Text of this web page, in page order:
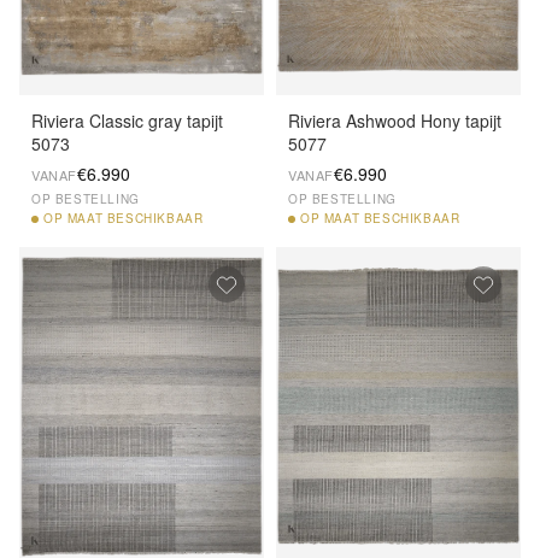
Riviera Classic gray tapijt
5073
VANAF€6.990
OP BESTELLING
OP MAAT BESCHIKBAAR
Riviera Ashwood Hony tapijt
5077
VANAF€6.990
OP BESTELLING
OP MAAT BESCHIKBAAR